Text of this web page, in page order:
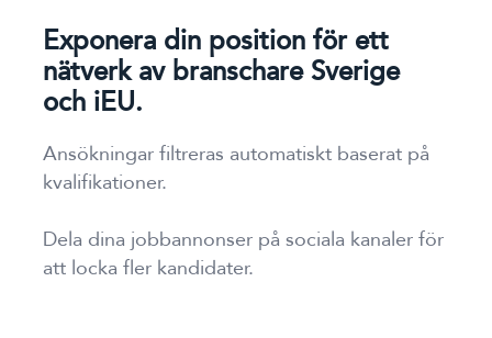
Exponera din position för ett
nätverk av branschare Sverige
och iEU.
Ansökningar filtreras automatiskt baserat på
kvalifikationer.
Dela dina jobbannonser på sociala kanaler för
att locka fler kandidater.